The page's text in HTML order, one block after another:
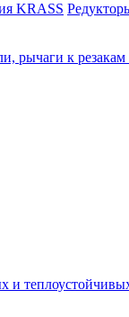
KRASS
рычаги к
и